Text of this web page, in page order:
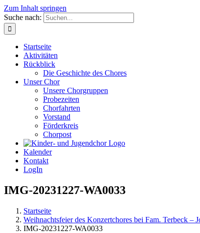
Zum Inhalt springen
Suche nach:
Startseite
Aktivitäten
Rückblick
Die Geschichte des Chores
Unser Chor
Unsere Chorgruppen
Probezeiten
Chorfahrten
Vorstand
Förderkreis
Chorpost
Kalender
Kontakt
LogIn
IMG-20231227-WA0033
Startseite
Weihnachtsfeier des Konzertchores bei Fam. Terbeck –
IMG-20231227-WA0033